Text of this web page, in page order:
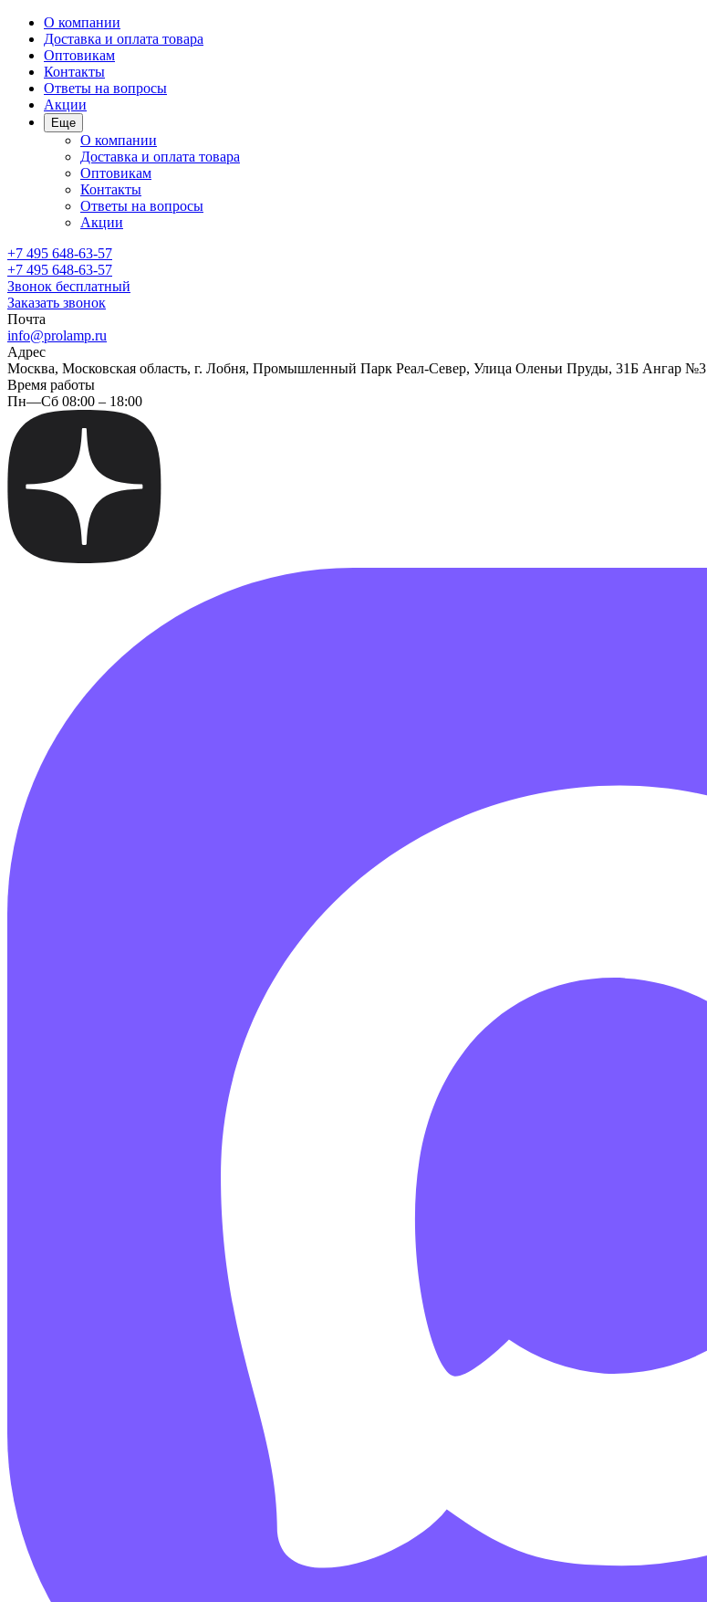
О компании
Доставка и оплата товара
Оптовикам
Контакты
Ответы на вопросы
Акции
Еще
О компании
Доставка и оплата товара
Оптовикам
Контакты
Ответы на вопросы
Акции
+7 495 648-63-57
+7 495 648-63-57
Звонок бесплатный
Заказать звонок
Почта
info@prolamp.ru
Адрес
Москва, Московская область, г. Лобня, Промышленный Парк Реал-Север, Улица Оленьи Пруды, 31Б Ангар №3
Время работы
Пн—Сб 08:00 – 18:00